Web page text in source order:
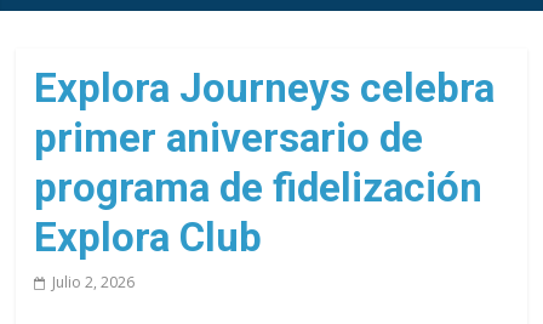
la
de
cruceros
en
un
solo
sitio
Explora Journeys celebra
primer aniversario de
programa de fidelización
Explora Club
Julio 2, 2026